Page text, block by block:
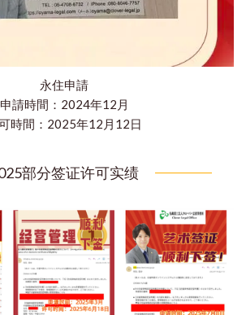
永住申請
申請時間：2024年12月
時間：2025年12月12日
部分签证许可实绩